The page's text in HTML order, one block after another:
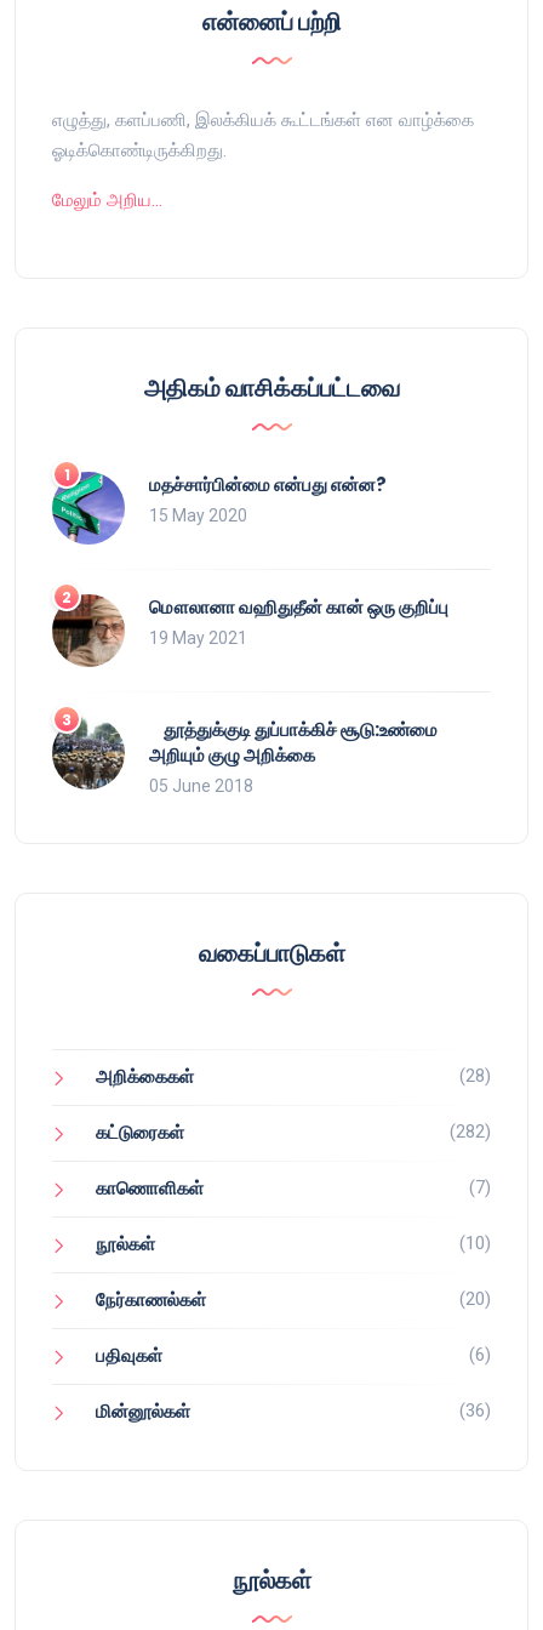
என்னைப் பற்றி
எழுத்து, களப்பணி, இலக்கியக் கூட்டங்கள் என வாழ்க்கை
ஓடிக்கொண்டிருக்கிறது.
மேலும் அறிய…
அதிகம் வாசிக்கப்பட்டவை
மதச்சார்பின்மை என்பது என்ன?
15 May 2020
மௌலானா வஹிதுதீன் கான் ஒரு குறிப்பு
19 May 2021
தூத்துக்குடி துப்பாக்கிச் சூடு:உண்மை
அறியும் குழு அறிக்கை
05 June 2018
வகைப்பாடுகள்
அறிக்கைகள் (28)
கட்டுரைகள் (282)
காணொளிகள் (7)
நூல்கள் (10)
நேர்காணல்கள் (20)
பதிவுகள் (6)
மின்னூல்கள் (36)
நூல்கள்